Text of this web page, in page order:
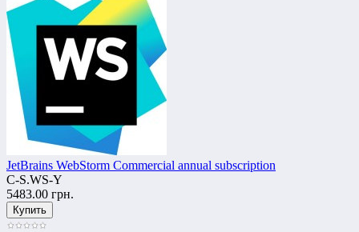
JetBrains WebStorm Commercial annual subscription
C-S.WS-Y
5483.00 грн.